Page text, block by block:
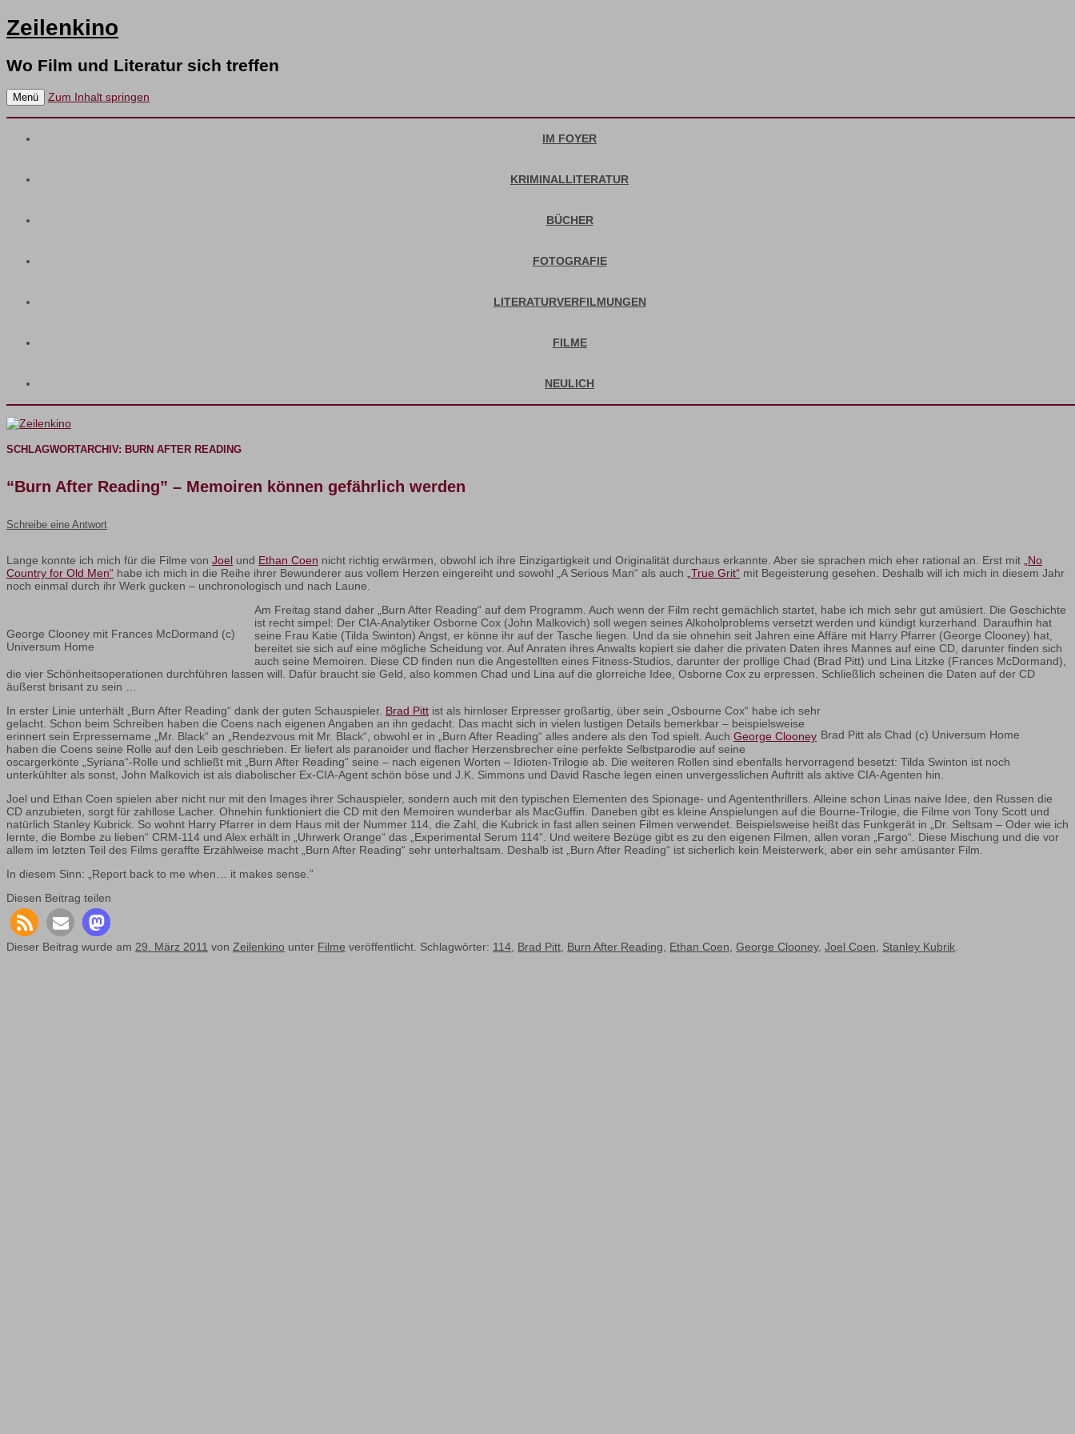
Zeilenkino
Wo Film und Literatur sich treffen
Menü Zum Inhalt springen
IM FOYER
KRIMINALLITERATUR
BÜCHER
FOTOGRAFIE
LITERATURVERFILMUNGEN
FILME
NEULICH
SCHLAGWORTARCHIV: BURN AFTER READING
“Burn After Reading” – Memoiren können gefährlich werden
Schreibe eine Antwort
Lange konnte ich mich für die Filme von Joel und Ethan Coen nicht richtig erwärmen, obwohl ich ihre Einzigartigkeit und Originalität durchaus erkannte. Aber sie sprachen mich eher rational an. Erst mit
„No
Country for Old Men“ habe ich mich in die Reihe ihrer Bewunderer aus vollem Herzen eingereiht und sowohl „A Serious Man“ als auch „True Grit“ mit Begeisterung gesehen. Deshalb will ich mich in diesem Jahr
noch einmal durch ihr Werk gucken – unchronologisch und nach Laune.
George Clooney mit Frances McDormand (c)
Universum Home
Am Freitag stand daher „Burn After Reading“ auf dem Programm. Auch wenn der Film recht gemächlich startet, habe ich mich sehr gut amüsiert. Die Geschichte
ist recht simpel: Der CIA-Analytiker Osborne Cox (John Malkovich) soll wegen seines Alkoholproblems versetzt werden und kündigt kurzerhand. Daraufhin hat
seine Frau Katie (Tilda Swinton) Angst, er könne ihr auf der Tasche liegen. Und da sie ohnehin seit Jahren eine Affäre mit Harry Pfarrer (George Clooney) hat,
bereitet sie sich auf eine mögliche Scheidung vor. Auf Anraten ihres Anwalts kopiert sie daher die privaten Daten ihres Mannes auf eine CD, darunter finden sich
auch seine Memoiren. Diese CD finden nun die Angestellten eines Fitness-Studios, darunter der prollige Chad (Brad Pitt) und Lina Litzke (Frances McDormand),
die vier Schönheitsoperationen durchführen lassen will. Dafür braucht sie Geld, also kommen Chad und Lina auf die glorreiche Idee, Osborne Cox zu erpressen. Schließlich scheinen die Daten auf der CD
äußerst brisant zu sein …
Brad Pitt als Chad (c) Universum Home
In erster Linie unterhält „Burn After Reading“ dank der guten Schauspieler. Brad Pitt ist als hirnloser Erpresser großartig, über sein „Osbourne Cox“ habe ich sehr
gelacht. Schon beim Schreiben haben die Coens nach eigenen Angaben an ihn gedacht. Das macht sich in vielen lustigen Details bemerkbar – beispielsweise
erinnert sein Erpressername „Mr. Black“ an „Rendezvous mit Mr. Black“, obwohl er in „Burn After Reading“ alles andere als den Tod spielt. Auch George Clooney
haben die Coens seine Rolle auf den Leib geschrieben. Er liefert als paranoider und flacher Herzensbrecher eine perfekte Selbstparodie auf seine
oscargerkönte „Syriana“-Rolle und schließt mit „Burn After Reading“ seine – nach eigenen Worten – Idioten-Trilogie ab. Die weiteren Rollen sind ebenfalls hervorragend besetzt: Tilda Swinton ist noch
unterkühlter als sonst, John Malkovich ist als diabolischer Ex-CIA-Agent schön böse und J.K. Simmons und David Rasche legen einen unvergesslichen Auftritt als aktive CIA-Agenten hin.
Joel und Ethan Coen spielen aber nicht nur mit den Images ihrer Schauspieler, sondern auch mit den typischen Elementen des Spionage- und Agententhrillers. Alleine schon Linas naive Idee, den Russen die
CD anzubieten, sorgt für zahllose Lacher. Ohnehin funktioniert die CD mit den Memoiren wunderbar als MacGuffin. Daneben gibt es kleine Anspielungen auf die Bourne-Trilogie, die Filme von Tony Scott und
natürlich Stanley Kubrick. So wohnt Harry Pfarrer in dem Haus mit der Nummer 114, die Zahl, die Kubrick in fast allen seinen Filmen verwendet. Beispielsweise heißt das Funkgerät in „Dr. Seltsam – Oder wie ich
lernte, die Bombe zu lieben“ CRM-114 und Alex erhält in „Uhrwerk Orange“ das „Experimental Serum 114“. Und weitere Bezüge gibt es zu den eigenen Filmen, allen voran „Fargo“. Diese Mischung und die vor
allem im letzten Teil des Films geraffte Erzählweise macht „Burn After Reading“ sehr unterhaltsam. Deshalb ist „Burn After Reading“ ist sicherlich kein Meisterwerk, aber ein sehr amüsanter Film.
In diesem Sinn: „Report back to me when… it makes sense.”
Diesen Beitrag teilen
Dieser Beitrag wurde am 29. März 2011 von Zeilenkino unter Filme veröffentlicht. Schlagwörter: 114 Brad Pitt Burn After Reading Ethan Coen George Clooney, Joel Coen Stanley Kubrik